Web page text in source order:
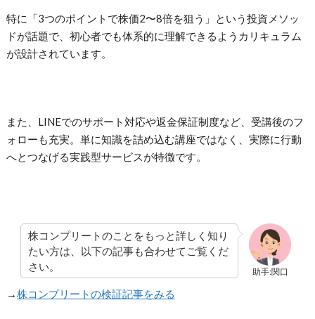
特に「3つのポイントで株価2〜8倍を狙う」という投資メソッ
ドが話題で、初心者でも体系的に理解できるようカリキュラム
が設計されています。
また、LINEでのサポート対応や返金保証制度など、受講後のフ
ォローも充実。単に知識を詰め込む講座ではなく、実際に行動
へとつなげる実践型サービスが特徴です。
助手:関口
株コンプリートのことをもっと詳しく知り
たい方は、以下の記事も合わせてご覧くだ
さい。
→株コンプリートの検証記事をみる